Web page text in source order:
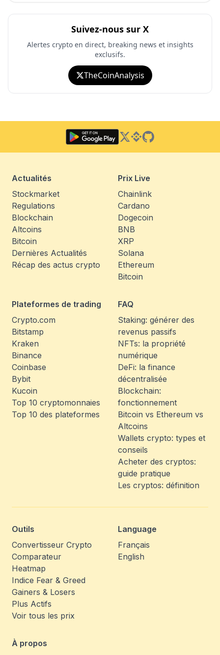
Suivez-nous sur X
Alertes crypto en direct, breaking news et insights
exclusifs.
TheCoinAnalysis
Twitter
Binance Square
GitHub
Actualités
Stockmarket
Regulations
Blockchain
Altcoins
Bitcoin
Dernières Actualités
Récap des actus crypto
Prix Live
Chainlink
Cardano
Dogecoin
BNB
XRP
Solana
Ethereum
Bitcoin
Plateformes de trading
Crypto.com
Bitstamp
Kraken
Binance
Coinbase
Bybit
Kucoin
Top 10 cryptomonnaies
Top 10 des plateformes
FAQ
Staking: générer des
revenus passifs
NFTs: la propriété
numérique
DeFi: la finance
décentralisée
Blockchain:
fonctionnement
Bitcoin vs Ethereum vs
Altcoins
Wallets crypto: types et
conseils
Acheter des cryptos:
guide pratique
Les cryptos: définition
Outils
Convertisseur Crypto
Comparateur
Heatmap
Indice Fear & Greed
Gainers & Losers
Plus Actifs
Voir tous les prix
Language
Français
English
À propos